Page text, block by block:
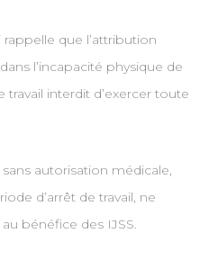
que l’attribution
l’incapacité physique de
interdit d’exercer toute
autorisation médicale,
d’arrêt de travail, ne
bénéfice des IJSS.